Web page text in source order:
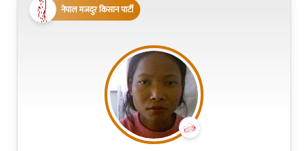
नेपाल मजदुर किसान पार्टी